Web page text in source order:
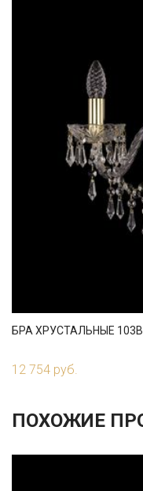
БРА ХРУСТАЛЬНЫЕ
12 754 руб.
ПОХОЖИЕ